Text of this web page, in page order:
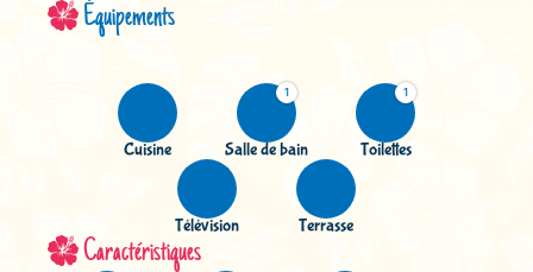
Équipements
Cuisine
1
Salle de bain
1
Toilettes
Télévision Terrasse
Caractéristiques